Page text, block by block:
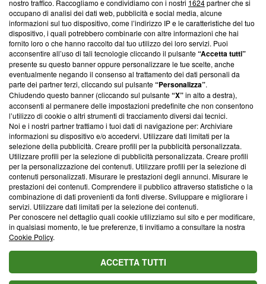
News, sui nostri processi editoriali e su come ci impegniamo a
creare news di qualità. Inoltre, afferma la nostra aderenza a
‘Trust Project - News with Integrity’Blasting News non è
ancora membro del programma, ma ha richiesto di farne
parte; Trust Project non ha ancora effettuato una verifica di
conformità agli standard.
Su di noi
Team editoriale
Corporate
Redazione
Informativa Privacy
Cookie Policy
Blasting SA, IDI CHE-247.845.224, Via Carlo Frasca, 3 - 6900
Lugano (Svizzera) Tel:+39 0690258937
© 2026 Blasting News
nostro traffico. Raccogliamo e condividiamo con i nostri 1624partner che si
occupano di analisi dei dati web, pubblicità e social media, alcune
informazioni sul tuo dispositivo, come l’indirizzo IP e le caratteristiche del tuo
dispositivo, i quali potrebbero combinarle con altre informazioni che hai
fornito loro o che hanno raccolto dal tuo utilizzo dei loro servizi. Puoi
acconsentire all’uso di tali tecnologie cliccando il pulsante“Accetta tutti”
presente su questo banner oppure personalizzare le tue scelte, anche
eventualmente negando il consenso al trattamento dei dati personali da
parte dei partner terzi, cliccando sul pulsante“Personalizza”.
Chiudendo questo banner (cliccando sul pulsante“X”in alto a destra),
acconsenti al permanere delle impostazioni predefinite che non consentono
l’utilizzo di cookie o altri strumenti di tracciamento diversi dai tecnici.
Noi e i nostri partner trattiamo i tuoi dati di navigazione per: Archiviare
informazioni su dispositivo e/o accedervi. Utilizzare dati limitati per la
selezione della pubblicità. Creare profili per la pubblicità personalizzata.
Utilizzare profili per la selezione di pubblicità personalizzata. Creare profili
per la personalizzazione dei contenuti. Utilizzare profili per la selezione di
contenuti personalizzati. Misurare le prestazioni degli annunci. Misurare le
prestazioni dei contenuti. Comprendere il pubblico attraverso statistiche o la
combinazione di dati provenienti da fonti diverse. Sviluppare e migliorare i
servizi. Utilizzare dati limitati per la selezione dei contenuti.
Per conoscere nel dettaglio quali cookie utilizziamo sul sito e per modificare,
in qualsiasi momento, le tue preferenze, ti invitiamo a consultare la nostra
Cookie Policy.
ACCETTA TUTTI